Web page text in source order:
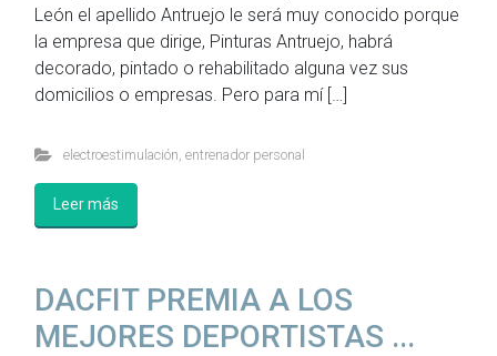
León el apellido Antruejo le será muy conocido porque
la empresa que dirige, Pinturas Antruejo, habrá
decorado, pintado o rehabilitado alguna vez sus
domicilios o empresas. Pero para mí […]
electroestimulación entrenador personal
Leer más
DACFIT PREMIA A LOS
MEJORES DEPORTISTAS ...